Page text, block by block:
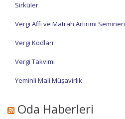
Sirküler
Vergi Affı ve Matrah Artırımı Semineri
Vergi Kodları
Vergi Takvimi
Yeminli Mali Müşavirlik
Oda Haberleri